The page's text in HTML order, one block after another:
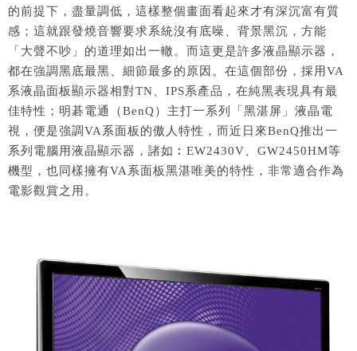
的前提下，盡量調低，這樣整個畫面看起來才有深沉富有質
感；這就跟發燒音響要求系統沒有底噪、背景黑沉，方能
「大聲不吵」的道理如出一轍。而這更是許多液晶顯示器，
都在強調黑底最黑、細節最多的原因。在這個部份，採用VA
系液晶面板顯示器相對TN、IPS系產品，在純黑表現具有最
佳特性；明碁電通（BenQ）主打一系列「黑湛屏」液晶電
視，便是強調VA系面板的傲人特性，而近日來BenQ推出一
系列電腦用液晶顯示器，諸如︰EW2430V、GW2450HM等
機型，也同樣擁有VA系面板黑湛唯美的特性，非常適合作為
電影觀賞之用。